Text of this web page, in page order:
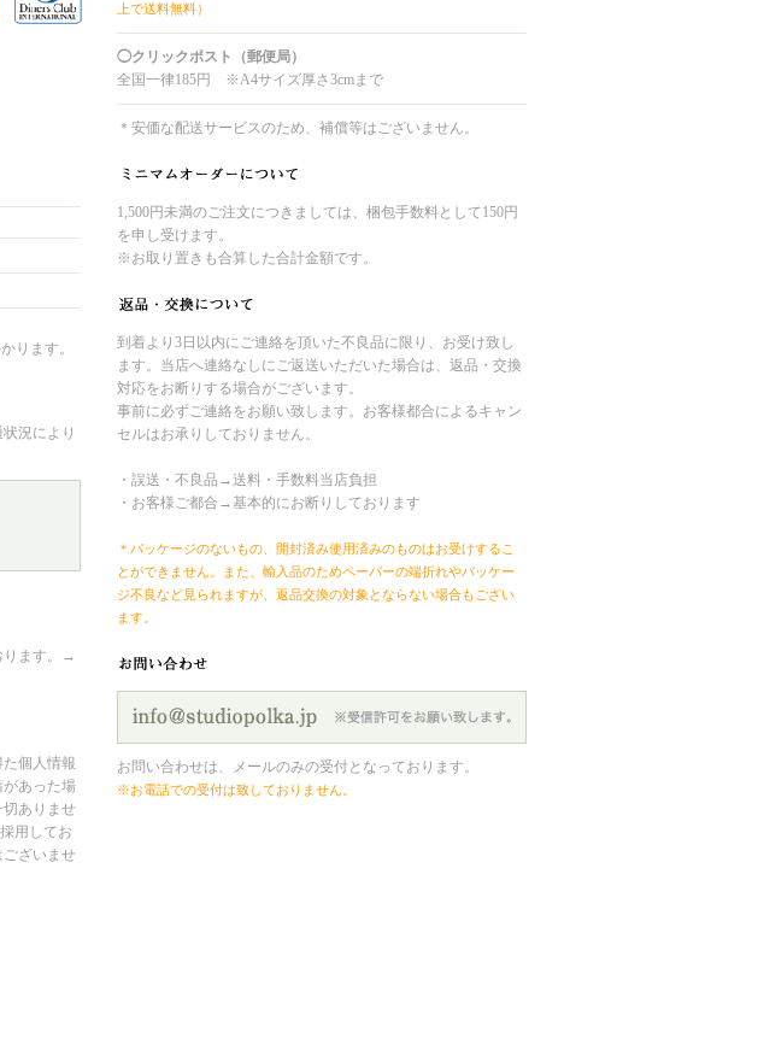
ります。
況により
ります。→
個人情報
あった場
ありませ
用してお
ざいませ
上で送料無料）
◯クリックポスト（郵便局）
全国一律185円 ※A4サイズ厚さ3cmまで
＊安価な配送サービスのため、補償等はございません。
1,500円未満のご注文につきましては、梱包手数料として150円
を申し受けます。
※お取り置きも合算した合計金額です。
到着より3日以内にご連絡を頂いた不良品に限り、お受け致し
ます。当店へ連絡なしにご返送いただいた場合は、返品・交換
対応をお断りする場合がございます。
事前に必ずご連絡をお願い致します。お客様都合によるキャン
セルはお承りしておりません。
・誤送・不良品→送料・手数料当店負担
・お客様ご都合→基本的にお断りしております
＊パッケージのないもの、開封済み使用済みのものはお受けするこ
とができません。また、輸入品のためペーパーの端折れやパッケー
ジ不良など見られますが、返品交換の対象とならない場合もござい
ます。
お問い合わせは、メールのみの受付となっております。
※お電話での受付は致しておりません。